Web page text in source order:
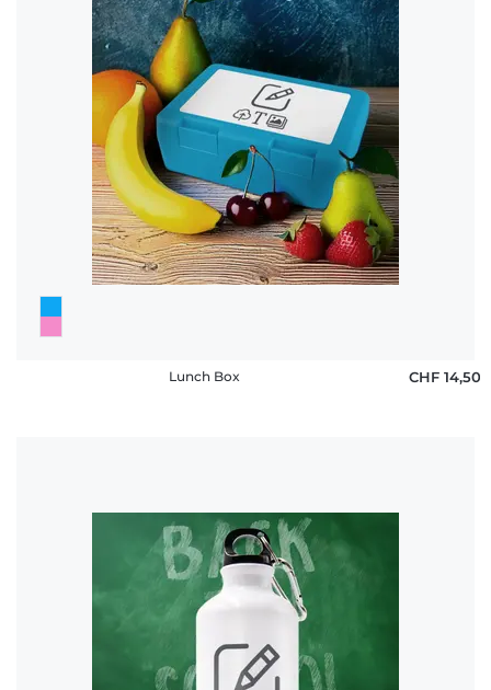
Droit de
rétractation
FAQ
Lunch Box CHF 14,50